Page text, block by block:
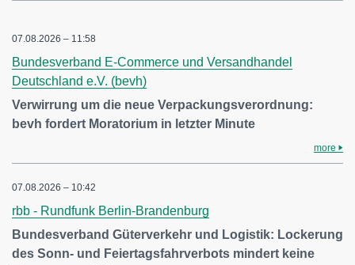
07.08.2026 – 11:58
Bundesverband E-Commerce und Versandhandel
Deutschland e.V. (bevh)
Verwirrung um die neue Verpackungsverordnung:
bevh fordert Moratorium in letzter Minute
more
07.08.2026 – 10:42
rbb - Rundfunk Berlin-Brandenburg
Bundesverband Güterverkehr und Logistik: Lockerung
des Sonn- und Feiertagsfahrverbots mindert keine